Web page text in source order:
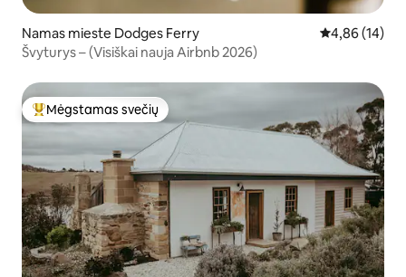
Namas mieste Dodges Ferry Vidutinis
4,86 (14)
Švyturys – (Visiškai nauja Airbnb 2026)
Svečių mėgstamiausias
Mėgstamas svečių